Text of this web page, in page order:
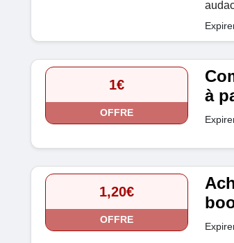
1€
OFFRE
à
1,20€
OFFRE